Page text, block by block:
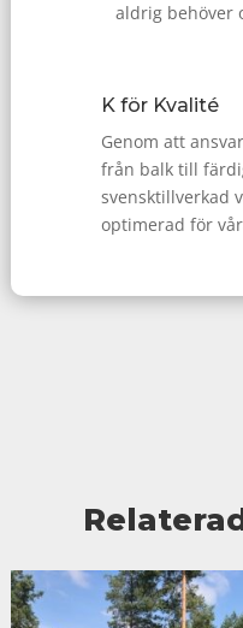
aldrig behöver
K för Kvalité
Genom att
från balk till
svensktillverkad
optimerad för